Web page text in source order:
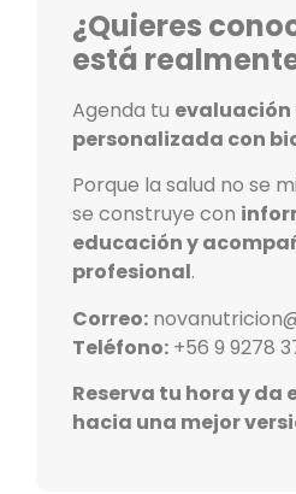
¿Quieres
está
Agenda tu
personalizada con
Porque la salud no se
se construye con
educación y
profesional.
Correo:
Teléfono: +56 9 9278
Reserva tu hora y da
hacia una mejor